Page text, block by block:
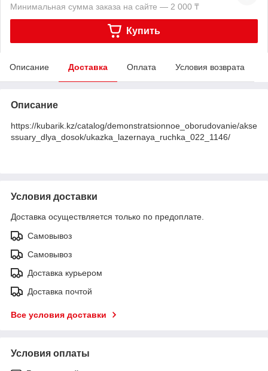
Минимальная сумма заказа на сайте — 2 000 ₸
Купить
Описание Доставка Оплата Условия возврата
Описание
https://kubarik.kz/catalog/demonstratsionnoe_oborudovanie/akse
ssuary_dlya_dosok/ukazka_lazernaya_ruchka_022_1146/
Условия доставки
Доставка осуществляется только по предоплате.
Самовывоз
Самовывоз
Доставка курьером
Доставка почтой
Все условия доставки
Условия оплаты